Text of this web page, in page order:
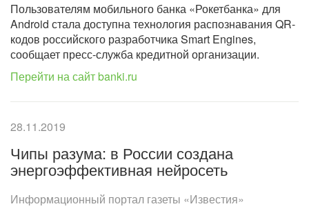
Пользователям мобильного банка «Рокетбанка» для
Android стала доступна технология распознавания QR-
кодов российского разработчика Smart Engines,
сообщает пресс-служба кредитной организации.
Перейти на сайт banki.ru
28.11.2019
Чипы разума: в России создана
энергоэффективная нейросеть
Информационный портал газеты «Известия»